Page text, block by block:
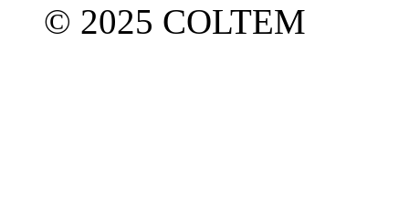
© 2025 COLTEM